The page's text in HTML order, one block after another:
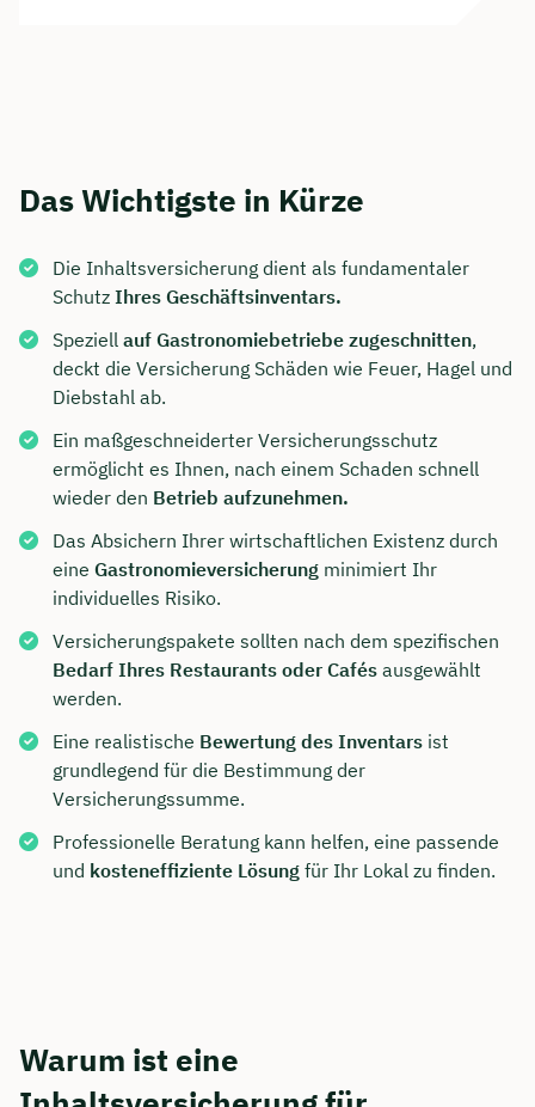
Das Wichtigste in Kürze
Die Inhaltsversicherung dient als fundamentaler
Schutz Ihres Geschäftsinventars.
Speziell auf Gastronomiebetriebe zugeschnitten,
deckt die Versicherung Schäden wie Feuer, Hagel und
Diebstahl ab.
Ein maßgeschneiderter Versicherungsschutz
ermöglicht es Ihnen, nach einem Schaden schnell
wieder den Betrieb aufzunehmen.
Das Absichern Ihrer wirtschaftlichen Existenz durch
eine Gastronomieversicherung minimiert Ihr
individuelles Risiko.
Versicherungspakete sollten nach dem spezifischen
Bedarf Ihres Restaurants oder Cafés ausgewählt
werden.
Eine realistische Bewertung des Inventars ist
grundlegend für die Bestimmung der
Versicherungssumme.
Professionelle Beratung kann helfen, eine passende
und kosteneffiziente Lösung für Ihr Lokal zu finden.
Warum ist eine